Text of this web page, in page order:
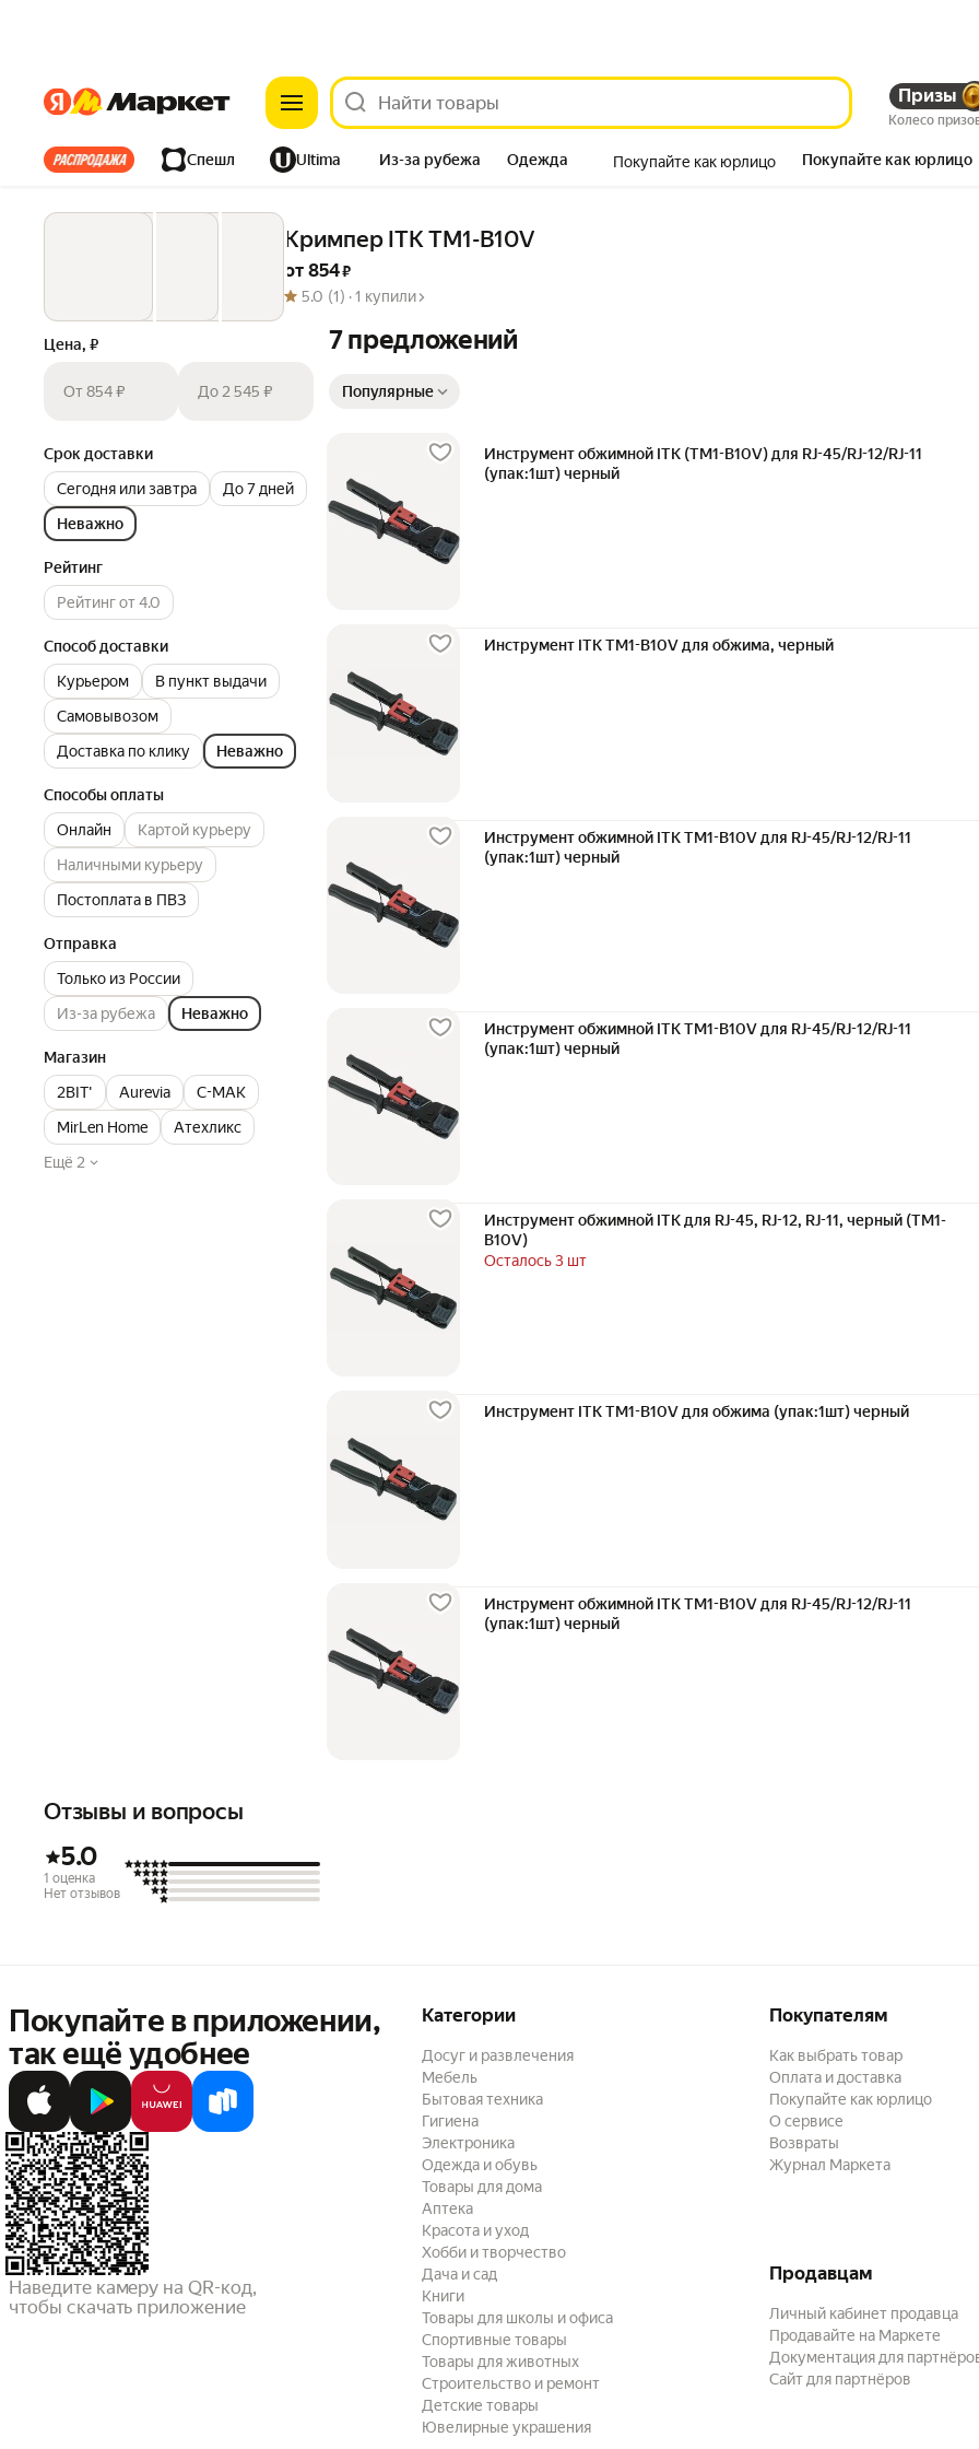
ЯндексЯндекс Призы
Колесо
Все хиты Спешл Ultima Из-за рубежа Одежда
Дом Ремонт Детям Красота
Покупайте как юрлицо Покупайте как юрлицо
Кримпер ITK TM1-B10V
от 854 ₽
5.0 (1) ·1 купили
Цена, ₽
От 854 ₽ До 2 545 ₽
Срок доставки
Сегодня или завтра
До 7 дней
Неважно
Рейтинг
Рейтинг от 4.0
Способ доставки
Курьером
В пункт выдачи
Самовывозом
Доставка по клику
Неважно
Способы оплаты
Онлайн
Картой курьеру
Наличными курьеру
Постоплата в ПВЗ
Отправка
Только из России
Из-за рубежа
Неважно
Магазин
2BIT'
Aurevia
C-MAK
MirLen Home
Атехликс
Ещё 2
7 предложений
Популярные
Инструмент обжимной ITK (TM1-B10V) для RJ-45/RJ-12/RJ-11
(упак:1шт) черный
Инструмент ITK TM1-B10V для обжима, черный
Инструмент обжимной ITK TM1-B10V для RJ-45/RJ-12/RJ-11
(упак:1шт) черный
Инструмент обжимной ITK TM1-B10V для RJ-45/RJ-12/RJ-11
(упак:1шт) черный
Инструмент обжимной ITK для RJ-45, RJ-12, RJ-11, черный (TM1-
B10V)
Осталось 3 шт
Инструмент ITK TM1-B10V для обжима (упак:1шт) черный
Инструмент обжимной ITK TM1-B10V для RJ-45/RJ-12/RJ-11
(упак:1шт) черный
Отзывы и вопросы
5.0
1 оценка
Нет отзывов
Покупайте в приложении,
так ещё удобнее
Наведите камеру на QR-код,
чтобы скачать приложение
Категории
Досуг и развлечения
Мебель
Бытовая техника
Гигиена
Электроника
Одежда и обувь
Товары для дома
Аптека
Красота и уход
Хобби и творчество
Дача и сад
Книги
Товары для школы и офиса
Спортивные товары
Товары для животных
Строительство и ремонт
Детские товары
Ювелирные украшения
Покупателям
Как выбрать товар
Оплата и доставка
Покупайте как юрлицо
О сервисе
Возвраты
Журнал Маркета
Продавцам
Личный кабинет продавца
Продавайте на Маркете
Документация для
Сайт для партнёров